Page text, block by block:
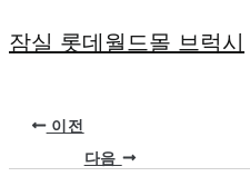
잠실 롯데월드몰 브럭시
이전
다음